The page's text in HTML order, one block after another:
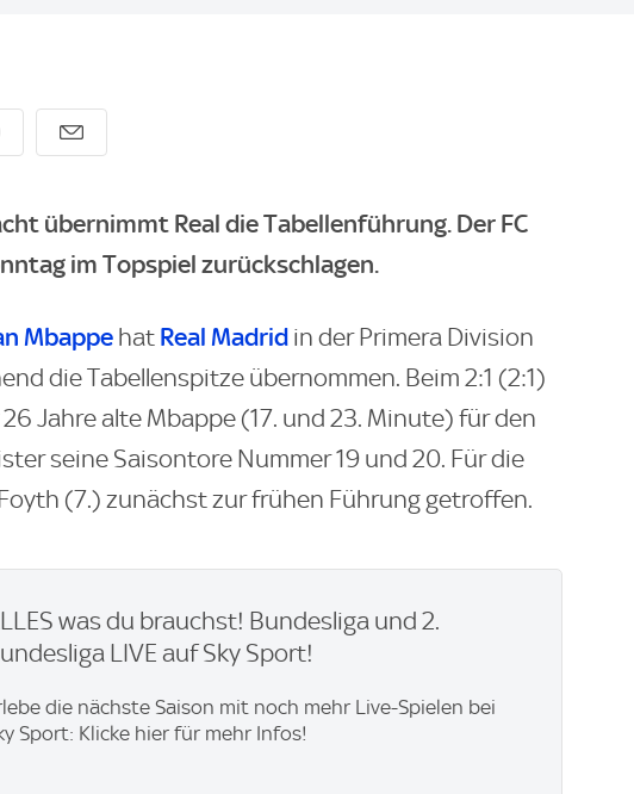
übernimmt Real die Tabellenführung. Der FC
im Topspiel zurückschlagen.
Mbappe hat Real Madrid in der Primera Division
die Tabellenspitze übernommen. Beim 2:1 (2:1)
Jahre alte Mbappe (17. und 23. Minute) für den
seine Saisontore Nummer 19 und 20. Für die
(7.) zunächst zur frühen Führung getroffen.
was du brauchst! Bundesliga und 2.
LIVE auf Sky Sport!
die nächste Saison mit noch mehr Live-Spielen bei
Sport: Klicke hier für mehr Infos!